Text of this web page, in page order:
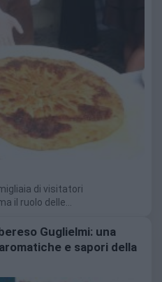
di visitatori
il ruolo delle…
Guglielmi: una
e sapori della